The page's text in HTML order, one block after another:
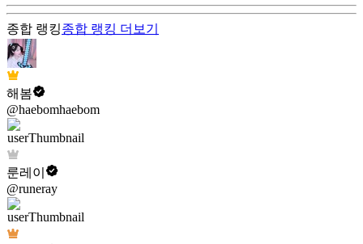
종합 랭킹종합 랭킹 더보기
해봄
@haebomhaebom
룬레이
@runeray